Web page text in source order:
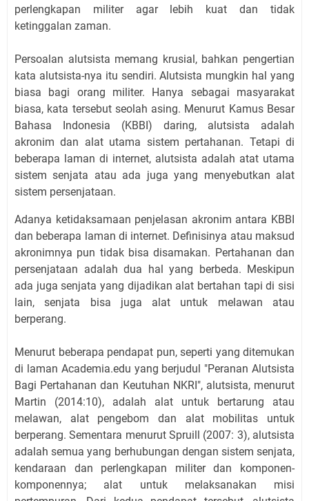
perlengkapan militer agar lebih kuat dan tidak
ketinggalan zaman.
Persoalan alutsista memang krusial, bahkan pengertian
kata alutsista-nya itu sendiri. Alutsista mungkin hal yang
biasa bagi orang militer. Hanya sebagai masyarakat
biasa, kata tersebut seolah asing. Menurut Kamus Besar
Bahasa Indonesia (KBBI) daring, alutsista adalah
akronim dan alat utama sistem pertahanan. Tetapi di
beberapa laman di internet, alutsista adalah atat utama
sistem senjata atau ada juga yang menyebutkan alat
sistem persenjataan.
Adanya ketidaksamaan penjelasan akronim antara KBBI
dan beberapa laman di internet. Definisinya atau maksud
akronimnya pun tidak bisa disamakan. Pertahanan dan
persenjataan adalah dua hal yang berbeda. Meskipun
ada juga senjata yang dijadikan alat bertahan tapi di sisi
lain, senjata bisa juga alat untuk melawan atau
berperang.
Menurut beberapa pendapat pun, seperti yang ditemukan
di laman Academia.edu yang berjudul "Peranan Alutsista
Bagi Pertahanan dan Keutuhan NKRI", alutsista, menurut
Martin (2014:10), adalah alat untuk bertarung atau
melawan, alat pengebom dan alat mobilitas untuk
berperang. Sementara menurut Spruill (2007: 3), alutsista
adalah semua yang berhubungan dengan sistem senjata,
kendaraan dan perlengkapan militer dan komponen-
komponennya; alat untuk melaksanakan misi